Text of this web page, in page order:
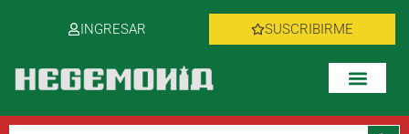
INGRESAR SUSCRIBIRME
Botón de